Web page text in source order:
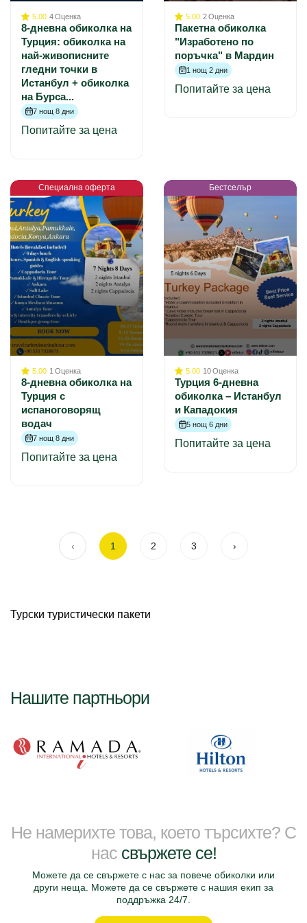
5.00 4Оценка
8-дневна обиколка на
Турция: обиколка на
най-живописните
гледни точки в
Истанбул + обиколка
на Бурса...
7 нощ 8 дни
Попитайте за цена
5.00 2Оценка
Пакетна обиколка
"Изработено по
поръчка" в Мардин
1 нощ 2 дни
Попитайте за цена
Специална оферта
5.00 1 Оценка
8-дневна обиколка на
Турция с
испаноговорящ
водач
7 нощ 8 дни
Попитайте за цена
Бестселър
5.00 10Оценка
Турция 6-дневна
обиколка – Истанбул
и Кападокия
5 нощ 6 дни
Попитайте за цена
‹ 1 2 3 ›
Турски туристически пакети
Нашите партньори
Не намерихте това, което търсихте? С
нас свържете се!
Можете да се свържете с нас за повече обиколки или
други неща. Можете да се свържете с нашия екип за
поддръжка 24/7.